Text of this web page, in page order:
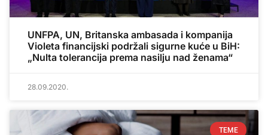
UNFPA, UN, Britanska ambasada i kompanija
Violeta financijski podržali sigurne kuće u BiH:
„Nulta tolerancija prema nasilju nad ženama“
28.09.2020.
TEME